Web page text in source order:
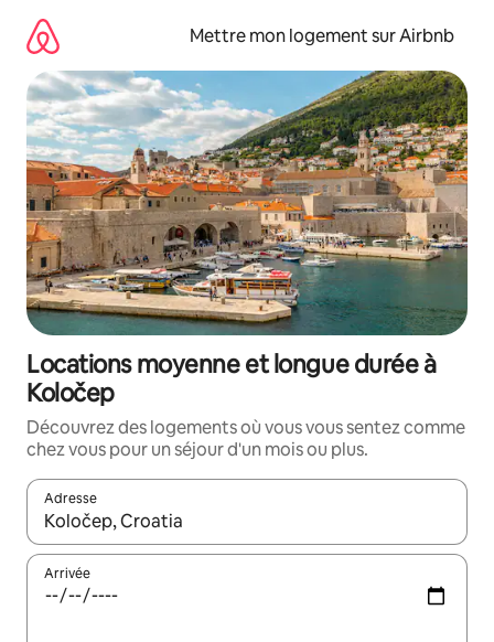
directement
contenu
Mettre mon logement sur Airbnb
Locations moyenne et longue durée à
Koločep
Découvrez des logements où vous vous sentez comme
chez vous pour un séjour d'un mois ou plus.
Adresse
Lorsque les résultats s'affichent, utilisez les flèches vers le
Arrivée